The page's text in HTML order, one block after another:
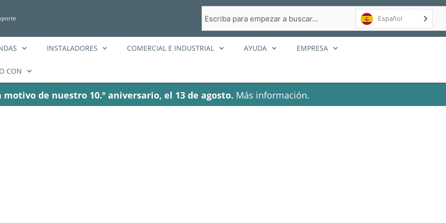
en
Español
INSTALADORES COMERCIAL E INDUSTRIAL AYUDA EMPRESA
CON
de nuestro 10.º aniversario, el 13 de agosto. Más información.